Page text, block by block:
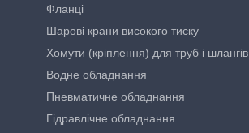
Фланці
Шарові крани високого тиску
Хомути (кріплення) для труб і шлангів
Водне обладнання
Пневматичне обладнання
Гідравлічне обладнання